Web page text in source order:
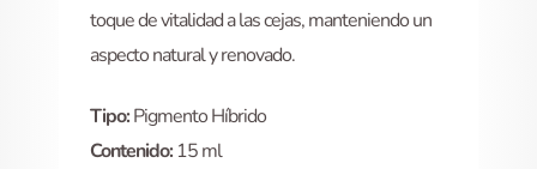
toque de vitalidad a las cejas, manteniendo un
aspecto natural y renovado.
Tipo:Pigmento Híbrido
Contenido:15 ml